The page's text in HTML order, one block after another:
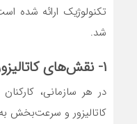
تکنولوژیک ارائه شده
شد.
۱- نقش‌‌‌های کاتالیزوری
در هر سازمانی،
کاتالیزور و سرعت‌‌‌بخش